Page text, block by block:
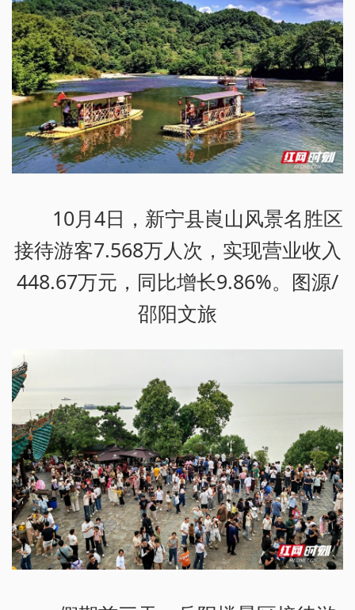
10月4日，新宁县崀山风景名胜区
接待游客7.568万人次，实现营业收入
448.67万元，同比增长9.86%。图源/
邵阳文旅